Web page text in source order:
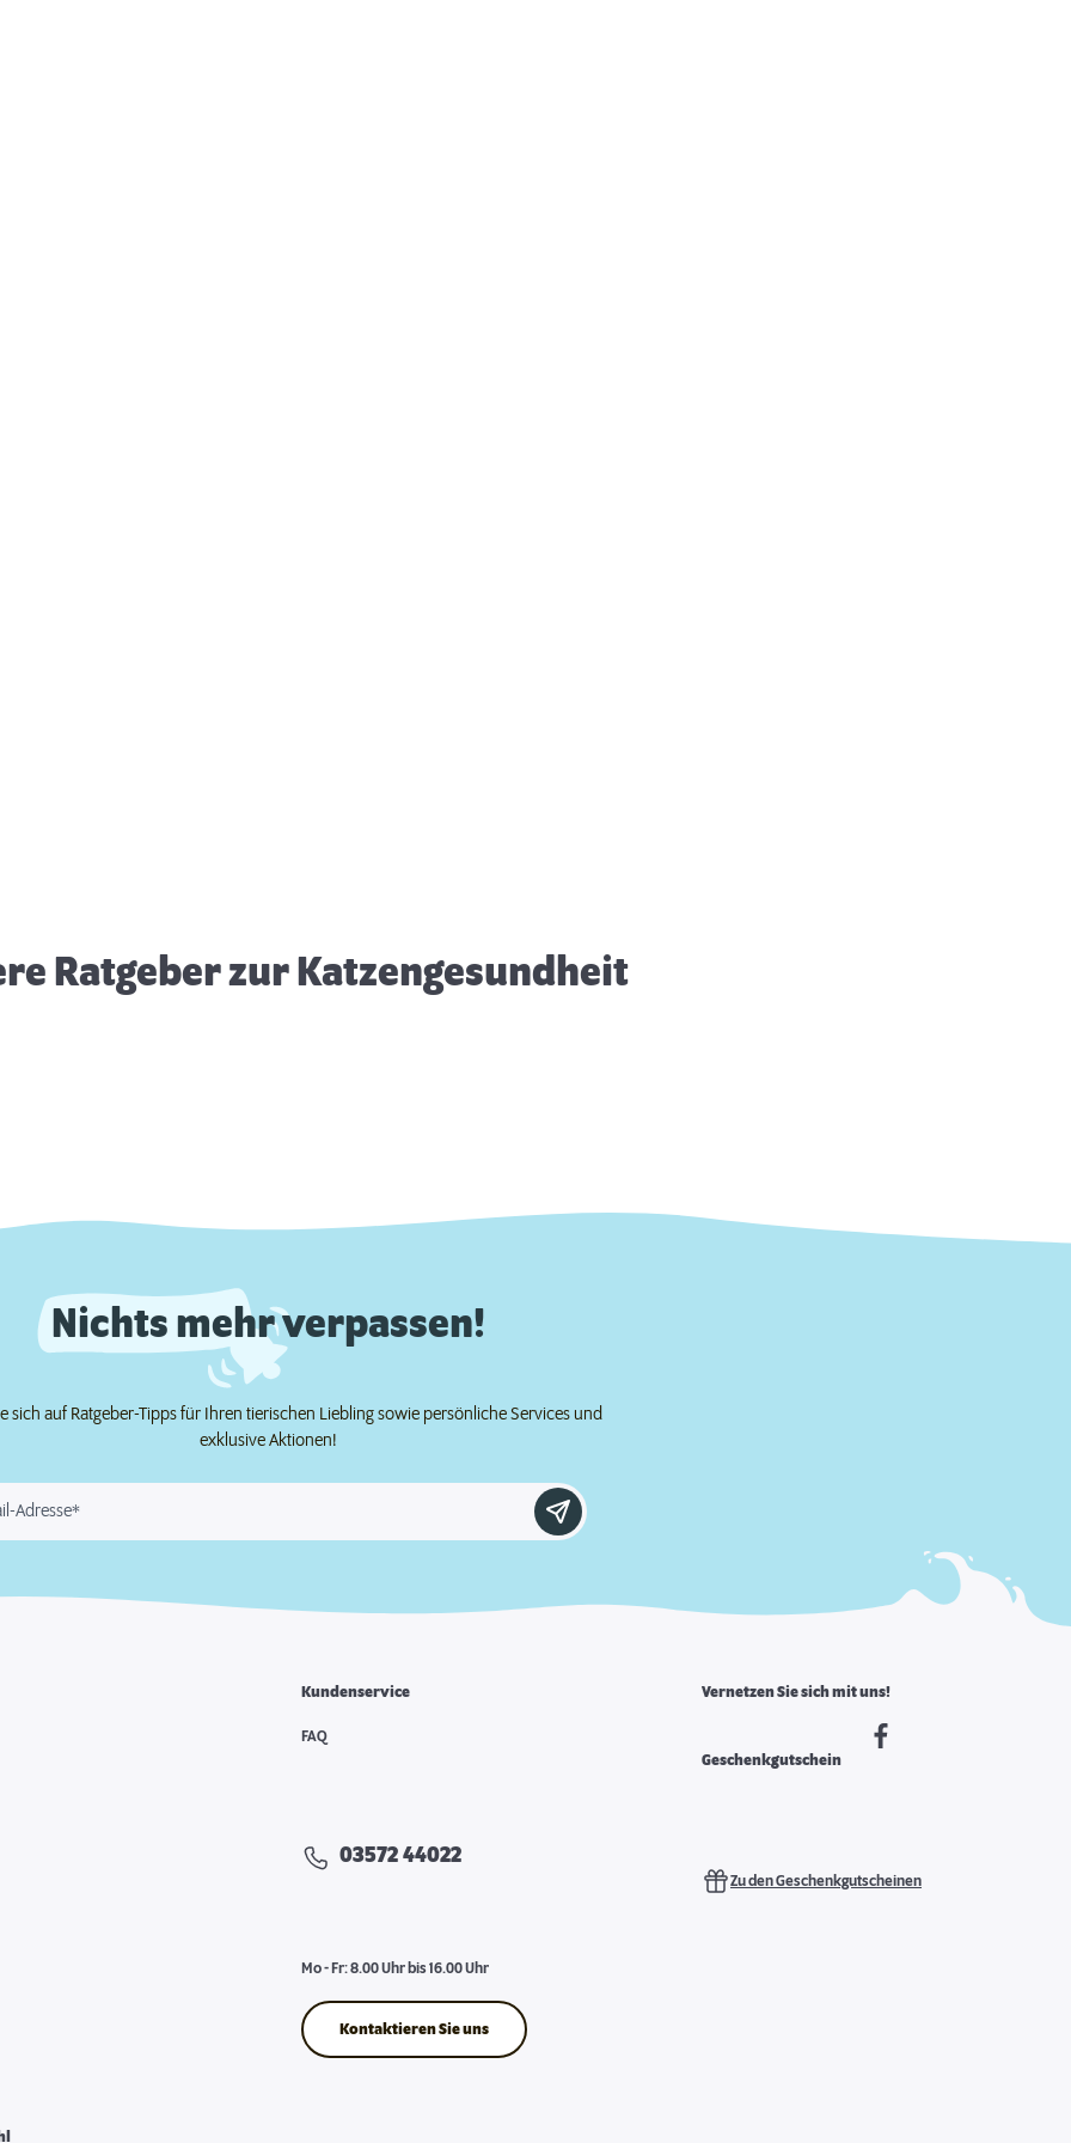
Ratgeber zur Katzengesundheit
Nichts mehr verpassen!
sich auf Ratgeber-Tipps für Ihren tierischen Liebling sowie persönliche Services und
exklusive Aktionen!
Adresse*
Kundenservice
FAQ
03572 44022
Mo - Fr: 8.00 Uhr bis 16.00 Uhr
Kontaktieren Sie uns
Vernetzen Sie sich mit uns!
Geschenkgutschein
Zu den Geschenkgutscheinen